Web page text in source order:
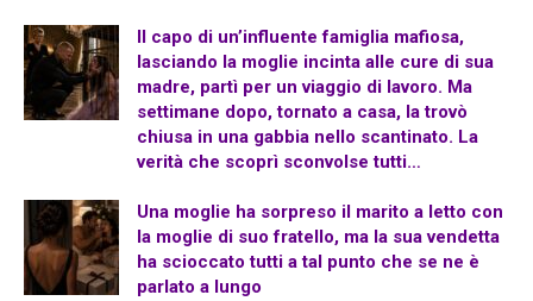
Il capo di un’influente famiglia mafiosa,
lasciando la moglie incinta alle cure di sua
madre, partì per un viaggio di lavoro. Ma
settimane dopo, tornato a casa, la trovò
chiusa in una gabbia nello scantinato. La
verità che scoprì sconvolse tutti…
Una moglie ha sorpreso il marito a letto con
la moglie di suo fratello, ma la sua vendetta
ha scioccato tutti a tal punto che se ne è
parlato a lungo